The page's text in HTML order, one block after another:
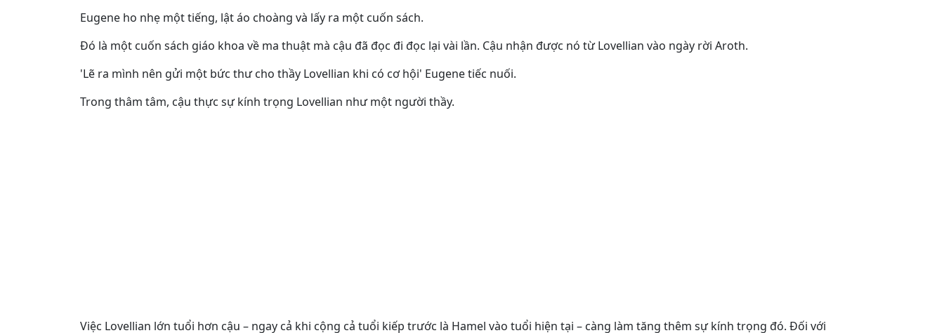
Eugene ho nhẹ một tiếng, lật áo choàng và lấy ra một cuốn sách.
Đó là một cuốn sách giáo khoa về ma thuật mà cậu đã đọc đi đọc lại vài lần. Cậu nhận được nó từ Lovellian vào ngày rời Aroth.
'Lẽ ra mình nên gửi một bức thư cho thầy Lovellian khi có cơ hội' Eugene tiếc nuối.
Trong thâm tâm, cậu thực sự kính trọng Lovellian như một người thầy.
Việc Lovellian lớn tuổi hơn cậu – ngay cả khi cộng cả tuổi kiếp trước là Hamel vào tuổi hiện tại – càng làm tăng thêm sự kính trọng đó. Đối với